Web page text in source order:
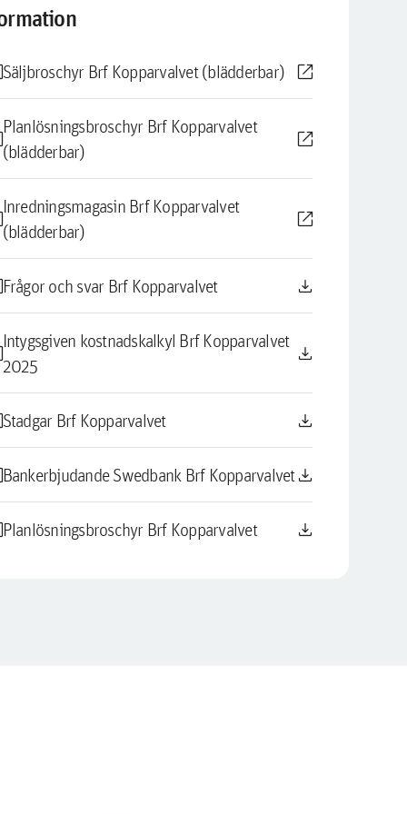
Säljbroschyr Brf Kopparvalvet (blädderbar) open_in_new
Planlösningsbroschyr Brf Kopparvalvet
(blädderbar)
open_in_new
Inredningsmagasin Brf Kopparvalvet
(blädderbar)
open_in_new
Frågor och svar Brf Kopparvalvet download
Intygsgiven kostnadskalkyl Brf Kopparvalvet
2025
download
Stadgar Brf Kopparvalvet download
Bankerbjudande Swedbank Brf Kopparvalvetdownload
Planlösningsbroschyr Brf Kopparvalvet download